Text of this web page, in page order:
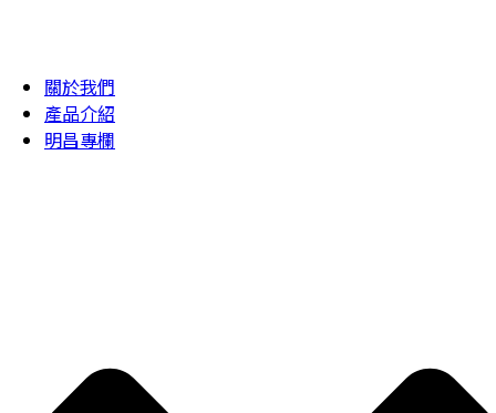
關於我們
產品介紹
明昌專欄